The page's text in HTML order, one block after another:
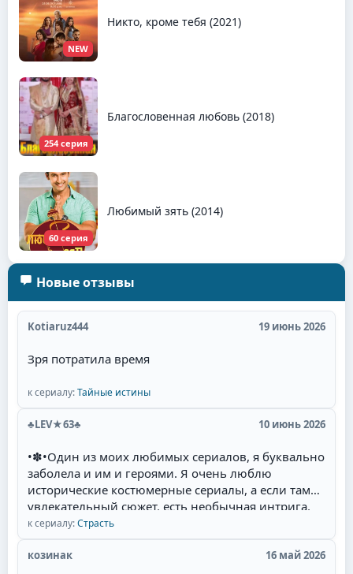
NEW
Никто, кроме тебя (2021)
254 серия
Благословенная любовь (2018)
60 серия
Любимый зять (2014)
Новые отзывы
Kotiaruz444 19 июнь 2026
Зря потратила время
к сериалу:Тайные истины
♣LEV★63♣ 10 июнь 2026
•✽•Один из моих любимых сериалов, я буквально
заболела и им и героями. Я очень люблю
исторические костюмерные сериалы, а если там
увлекательный сюжет, есть необычная интрига,
красивые талантливые актёры(Фернандо Колунга,
Себастьян Рульи, Уильям Леви) и их
великолепная игра, то для меня наслаждение
к сериалу:Страсть
козинак 16 май 2026